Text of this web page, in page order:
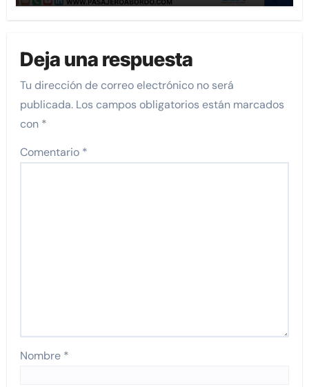
Deja una respuesta
Tu dirección de correo electrónico no será
publicada. Los campos obligatorios están marcados
con *
Comentario *
Nombre *